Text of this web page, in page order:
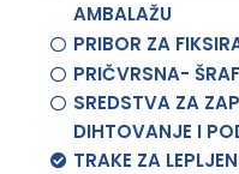
AMBALAŽU
PRIBOR ZA
PRIČVRSNA-
SREDSTVA ZA
DIHTOVANJE I
TRAKE ZA